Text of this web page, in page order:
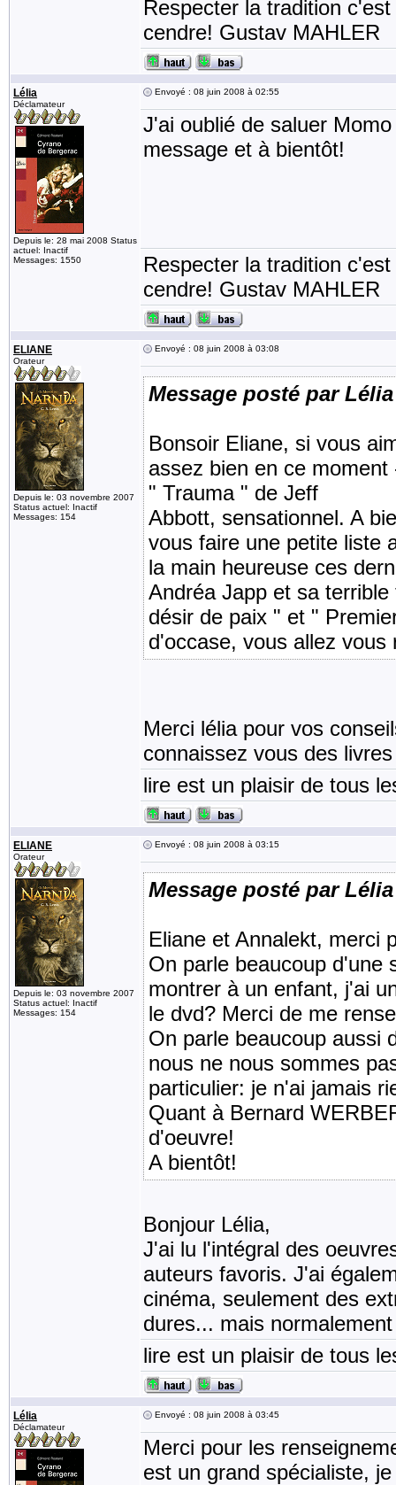
Respecter la tradition
cendre! Gustav MAHLER
Lélia
Déclamateur
Depuis le: 28 mai 2008 Status
actuel: Inactif
Messages: 1550
Envoyé : 08 juin 2008 à 02:55
J'ai oublié de saluer
message et à bientôt!
Respecter la tradition
cendre! Gustav MAHLER
ELIANE
Orateur
Depuis le: 03 novembre 2007
Status actuel: Inactif
Messages: 154
Envoyé : 08 juin 2008 à 03:08
Message posté par Lélia
Bonsoir Eliane, si vous
assez bien en ce
" Trauma " de Jeff
Abbott, sensationnel. A
vous faire une petite liste
la main heureuse ces
Andréa Japp et sa
désir de paix " et "
d'occase, vous allez vous
Merci lélia pour vos
connaissez vous des
lire est un plaisir de tous
ELIANE
Orateur
Depuis le: 03 novembre 2007
Status actuel: Inactif
Messages: 154
Envoyé : 08 juin 2008 à 03:15
Message posté par Lélia
Eliane et Annalekt, merci
On parle beaucoup d'une
montrer à un enfant, j'ai
le dvd? Merci de me
On parle beaucoup aussi
nous ne nous sommes
particulier: je n'ai jamais
Quant à Bernard
d'oeuvre!
A bientôt!
Bonjour Lélia,
J'ai lu l'intégral des
auteurs favoris. J'ai
cinéma, seulement des
dures... mais
lire est un plaisir de tous
Lélia
Déclamateur
Envoyé : 08 juin 2008 à 03:45
Merci pour les
est un grand spécialiste,